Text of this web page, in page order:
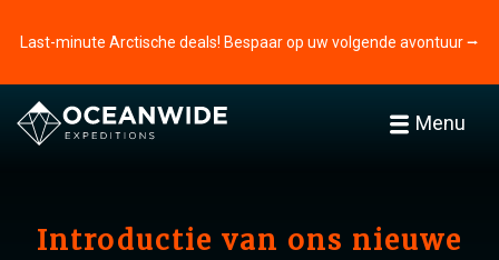
Last-minute Arctische deals! Bespaar op uw volgende avontuur ⭢
Menu
Introductie van ons nieuwe